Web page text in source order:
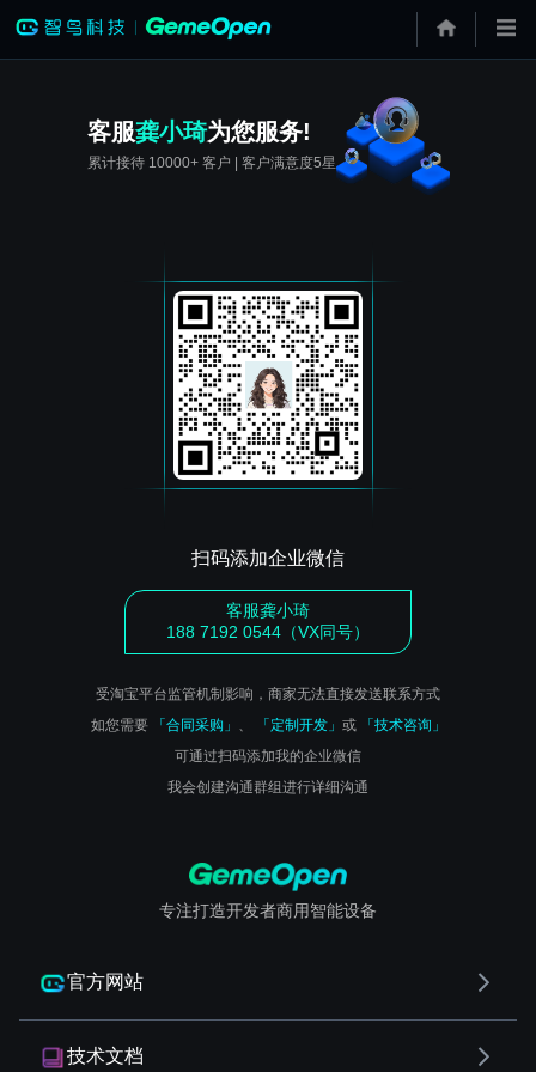
客服龚小琦为您服务!
累计接待 10000+ 客户 | 客户满意度5星
扫码添加企业微信
客服龚小琦
188 7192 0544（VX同号）
受淘宝平台监管机制影响，商家无法直接发送联系方式
如您需要
「合同采购」 、 「定制开发」 或
「技术咨询」
可通过扫码添加我的企业微信
我会创建沟通群组进行详细沟通
专注打造开发者商用智能设备
官方网站
技术文档